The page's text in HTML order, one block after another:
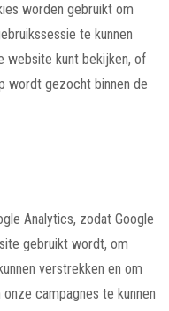
worden gebruikt om
te kunnen
website kunt bekijken, of
wordt gezocht binnen de
Analytics, zodat Google
gebruikt wordt, om
verstrekken en om
campagnes te kunnen